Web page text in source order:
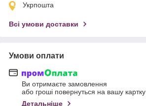
Укрпошта
Всі умови доставки
Умови оплати
Ви отримаєте замовлення
або гроші повернуться на вашу картку
Детальніше